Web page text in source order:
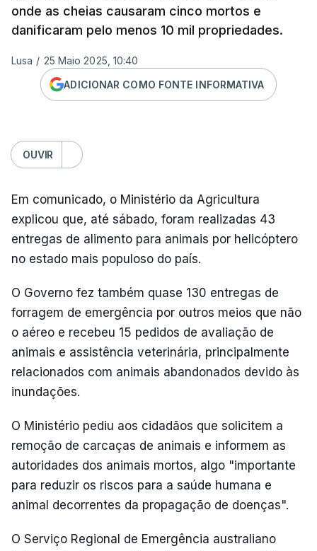
onde as cheias causaram cinco mortos e
danificaram pelo menos 10 mil propriedades.
Lusa / 25 Maio 2025, 10:40
ADICIONAR COMO FONTE INFORMATIVA
OUVIR
Em comunicado, o Ministério da Agricultura
explicou que, até sábado, foram realizadas 43
entregas de alimento para animais por helicóptero
no estado mais populoso do país.
O Governo fez também quase 130 entregas de
forragem de emergência por outros meios que não
o aéreo e recebeu 15 pedidos de avaliação de
animais e assistência veterinária, principalmente
relacionados com animais abandonados devido às
inundações.
O Ministério pediu aos cidadãos que solicitem a
remoção de carcaças de animais e informem as
autoridades dos animais mortos, algo "importante
para reduzir os riscos para a saúde humana e
animal decorrentes da propagação de doenças".
O Serviço Regional de Emergência australiano